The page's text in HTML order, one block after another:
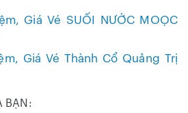
Giá Vé SUỐI NƯỚC MOỌC
Giá Vé Thành Cổ Quảng Trị
BẠN: